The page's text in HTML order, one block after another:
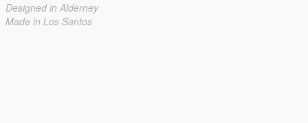
Designed in Alderney
Made in Los Santos